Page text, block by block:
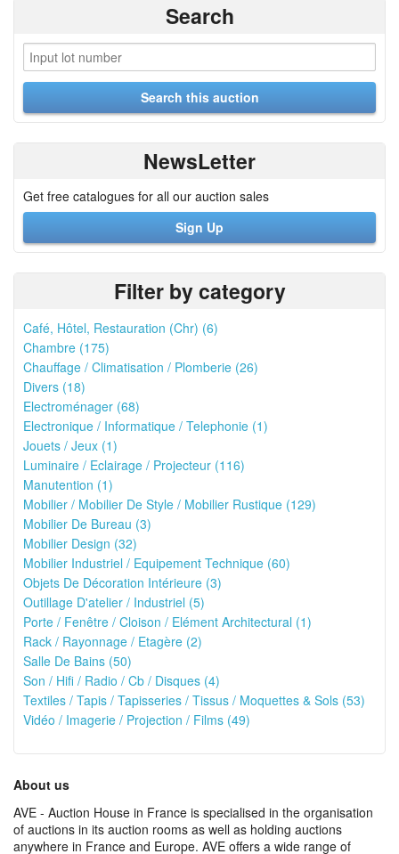
Search
NewsLetter
Get free catalogues for all our auction sales
Sign Up
Filter by category
Café, Hôtel, Restauration (Chr) (6)
Chambre (175)
Chauffage / Climatisation / Plomberie (26)
Divers (18)
Electroménager (68)
Electronique / Informatique / Telephonie (1)
Jouets / Jeux (1)
Luminaire / Eclairage / Projecteur (116)
Manutention (1)
Mobilier / Mobilier De Style / Mobilier Rustique (129)
Mobilier De Bureau (3)
Mobilier Design (32)
Mobilier Industriel / Equipement Technique (60)
Objets De Décoration Intérieure (3)
Outillage D'atelier / Industriel (5)
Porte / Fenêtre / Cloison / Elément Architectural (1)
Rack / Rayonnage / Etagère (2)
Salle De Bains (50)
Son / Hifi / Radio / Cb / Disques (4)
Textiles / Tapis / Tapisseries / Tissus / Moquettes & Sols (53)
Vidéo / Imagerie / Projection / Films (49)
About us
AVE - Auction House in France is specialised in the organisation
of auctions in its auction rooms as well as holding auctions
anywhere in France and Europe. AVE offers a wide range of